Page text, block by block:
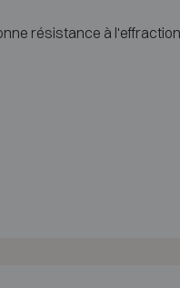
résistance à l'effraction